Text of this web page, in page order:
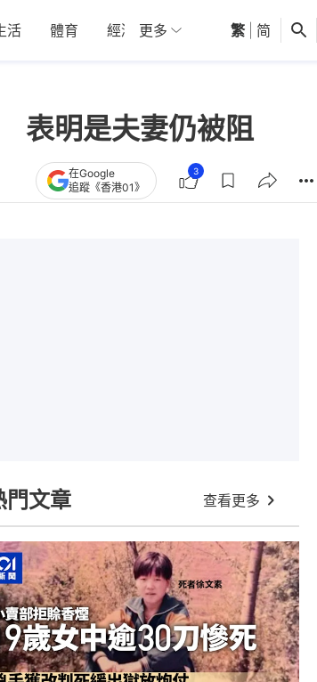
活 體育 經濟 01深圳 觀點 健康
更多 繁 简
表明是夫妻仍被阻
在Google
追蹤《香港01》
3
門文章 查看更多